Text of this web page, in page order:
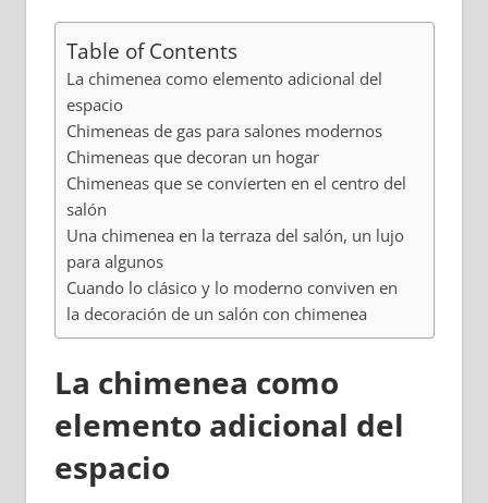
Table of Contents
La chimenea como elemento adicional del
espacio
Chimeneas de gas para salones modernos
Chimeneas que decoran un hogar
Chimeneas que se convierten en el centro del
salón
Una chimenea en la terraza del salón, un lujo
para algunos
Cuando lo clásico y lo moderno conviven en
la decoración de un salón con chimenea
La chimenea como
elemento adicional del
espacio